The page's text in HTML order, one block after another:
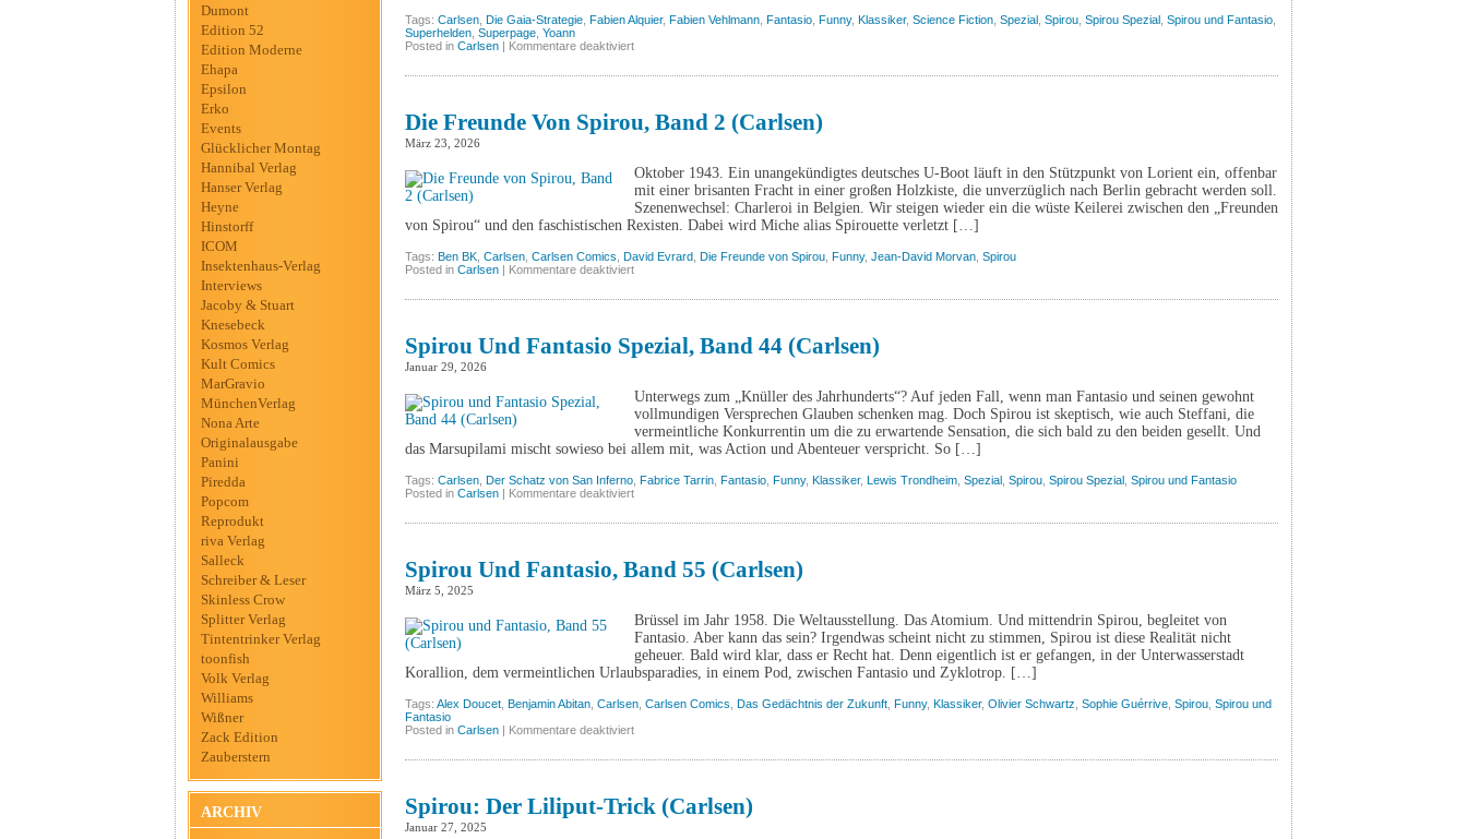
Dumont
Edition 52
Edition Moderne
Ehapa
Epsilon
Erko
Events
Glücklicher Montag
Hannibal Verlag
Hanser Verlag
Heyne
Hinstorff
ICOM
Insektenhaus-Verlag
Interviews
Jacoby & Stuart
Knesebeck
Kosmos Verlag
Kult Comics
MarGravio
MünchenVerlag
Nona Arte
Originalausgabe
Panini
Piredda
Popcom
Reprodukt
riva Verlag
Salleck
Schreiber & Leser
Skinless Crow
Splitter Verlag
Tintentrinker Verlag
toonfish
Volk Verlag
Williams
Wißner
Zack Edition
Zauberstern
ARCHIV
Tags: Carlsen Die Gaia-Strategie Fabien Alquier, Fabien Vehlmann Fantasio Funny, Klassiker, Science Fiction Spezial Spirou Spirou Spezial Spirou und Fantasio
Superhelden Superpage Yoann
Posted in Carlsen | Kommentare deaktiviertfür
45
(Carlsen)
Die Freunde Von Spirou, Band 2 (Carlsen)
März 23, 2026
Oktober 1943. Ein unangekündigtes deutsches U-Boot läuft in den Stützpunkt von Lorient ein, offenbar
mit einer brisanten Fracht in einer großen Holzkiste, die unverzüglich nach Berlin gebracht werden soll.
Szenenwechsel: Charleroi in Belgien. Wir steigen wieder ein die wüste Keilerei zwischen den „Freunden
von Spirou“ und den faschistischen Rexisten. Dabei wird Miche alias Spirouette verletzt […]
Tags: Ben BK Carlsen Carlsen Comics David Evrard Die Freunde von Spirou Funny, Jean-David Morvan Spirou
Posted in Carlsen | Kommentare deaktiviertfür
2
(Carlsen)
Spirou Und Fantasio Spezial, Band 44 (Carlsen)
Januar 29, 2026
Unterwegs zum „Knüller des Jahrhunderts“? Auf jeden Fall, wenn man Fantasio und seinen gewohnt
vollmundigen Versprechen Glauben schenken mag. Doch Spirou ist skeptisch, wie auch Steffani, die
vermeintliche Konkurrentin um die zu erwartende Sensation, die sich bald zu den beiden gesellt. Und
das Marsupilami mischt sowieso bei allem mit, was Action und Abenteuer verspricht. So […]
Tags: Carlsen Der Schatz von San Inferno Fabrice Tarrin Fantasio Funny, Klassiker, Lewis Trondheim Spezial Spirou Spirou Spezial Spirou und Fantasio
Posted in Carlsen | Kommentare deaktiviertfür
44
Spirou Und Fantasio, Band 55 (Carlsen)
März 5, 2025
Brüssel im Jahr 1958. Die Weltausstellung. Das Atomium. Und mittendrin Spirou, begleitet von
Fantasio. Aber kann das sein? Irgendwas scheint nicht zu stimmen, Spirou ist diese Realität nicht
geheuer. Bald wird klar, dass er Recht hat. Denn eigentlich ist er gefangen, in der Unterwasserstadt
Korallion, dem vermeintlichen Urlaubsparadies, in einem Pod, zwischen Fantasio und Zyklotrop. […]
Tags: Alex Doucet Benjamin Abitan Carlsen Carlsen Comics Das Gedächtnis der Zukunft Funny, Klassiker, Olivier Schwartz Sophie Guérrive Spirou Spirou und
Fantasio
Posted in Carlsen | Kommentare deaktiviertfür
(Carlsen)
Spirou: Der Liliput-Trick (Carlsen)
Januar 27, 2025